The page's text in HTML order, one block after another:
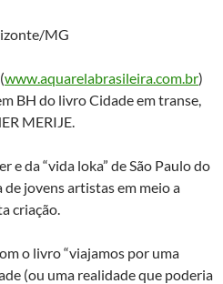
MG
www.aquarelabrasileira.com.br)
BH do livro Cidade em transe,
MERIJE.
e da “vida loka” de São Paulo do
jovens artistas em meio a
criação.
o livro “viajamos por uma
(ou uma realidade que poderia